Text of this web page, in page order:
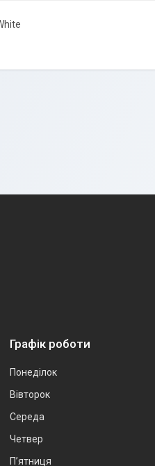
Графік роботи
Понеділок
Вівторок
Середа
Четвер
Пʼятниця